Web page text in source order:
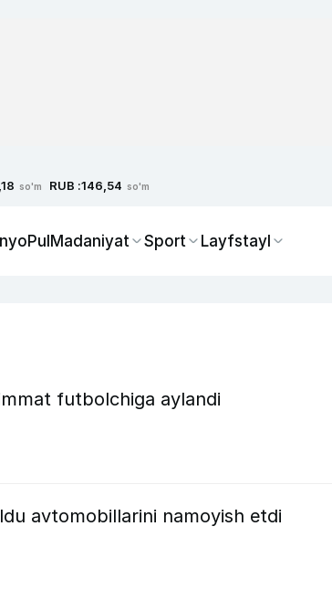
so'm RUB :146,54 so'm
PulMadaniyat Sport Layfstayl
futbolchiga aylandi
avtomobillarini namoyish etdi